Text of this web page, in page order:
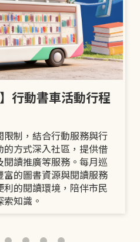
行動書車活動行程
制，結合行動服務與行
方式深入社區，提供借
讀推廣等服務。每月巡
的圖書資源與閱讀服務
的閱讀環境，陪伴市民
知識。